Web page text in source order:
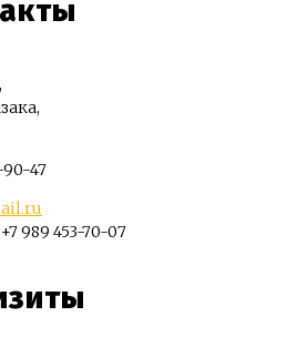
47
+7 989 453-70-07